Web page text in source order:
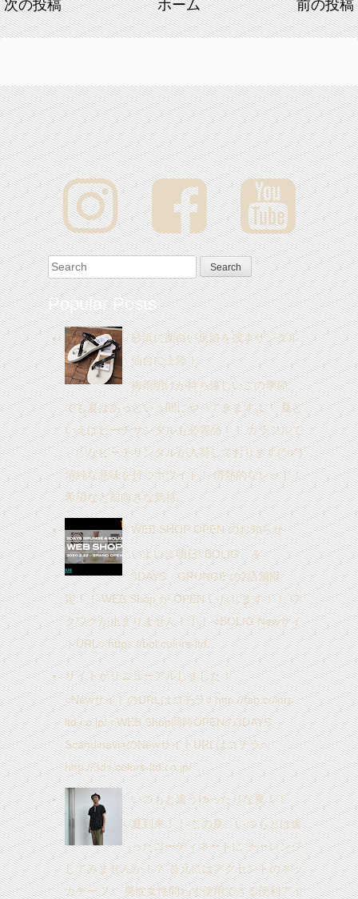
次の投稿 前の投稿
ホーム
Search for:
Popular Posts
砂浜に面白い足跡を残すサンダル
仙台に上陸！
梅雨明けが待ち遠しいこの季節。。
でも夏はあっという間にやってきますよ！ 夏と
いえばビーチサンダルも必需品！！ カラフルで
〇〇なビーチサンダルが入荷しております(^o^)
清純な意味を持つホワイト！ 情熱的なレッド！
希望など前向きな気持...
WEB SHOP OPEN のお知らせ
いよいよ明日! BOLIG ＆
3DAYS GRUNGE の2店舗限
定！！ WEB Shop が OPEN いたします！！ ワ
クワクが止まりません！！！ ○BOLIG Newサイ
トURL○ https://bol.colors-ltd....
サイトがリニューアルしました！
○NewサイトのURLはコチラ○ http://fab.colors-
ltd.co.jp/ ○WEB Shop同時OPENの3DAYS
ScandinaviaのNewサイトURLはコチラ○
http://3ds.colors-ltd.co.jp/ ...
いつもと違うゆったりな夏！！
夏到来！！ この夏、いつもとは違
ったコーディネートに チャレンジ
してみませんか！？ 首元にはアクセントのネッ
カチーフ。 男性女性問わず使用できる便利アイ